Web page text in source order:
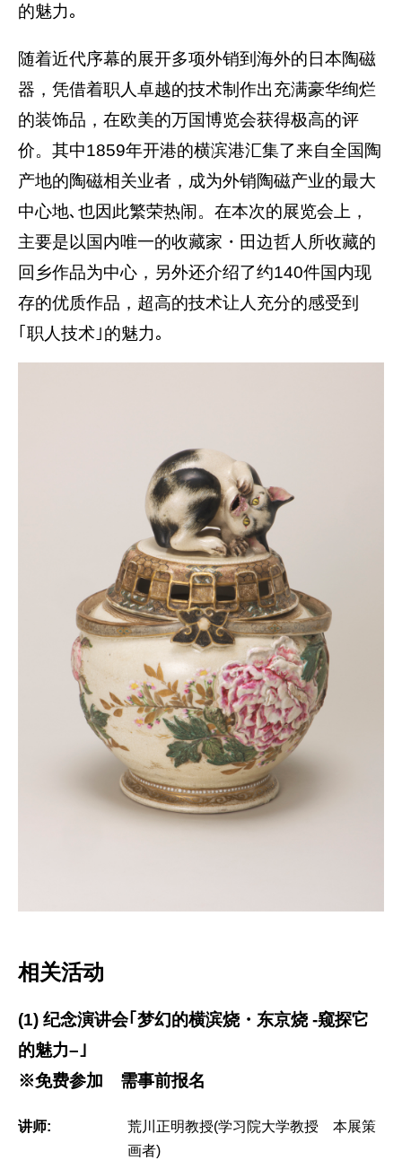
的魅力｡
随着近代序幕的展开多项外销到海外的日本陶磁
器，凭借着职人卓越的技术制作出充满豪华绚烂
的装饰品，在欧美的万国博览会获得极高的评
价。其中1859年开港的横滨港汇集了来自全国陶
产地的陶磁相关业者，成为外销陶磁产业的最大
中心地､也因此繁荣热闹。在本次的展览会上，
主要是以国内唯一的收藏家・田边哲人所收藏的
回乡作品为中心，另外还介绍了约140件国内现
存的优质作品，超高的技术让人充分的感受到
｢职人技术｣的魅力｡
相关活动
(1) 纪念演讲会｢梦幻的横滨烧・东京烧 -窥探它
的魅力–｣
※免费参加 需事前报名
讲师:
荒川正明教授(学习院大学教授 本展策
画者)